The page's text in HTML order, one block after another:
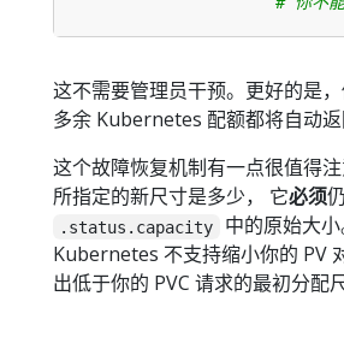
这不需要管理员干预。更好的是
多余 Kubernetes 配额都将自动返
这个故障恢复机制有一点很值得
所指定的新尺寸是多少， 它必须
.status.capacity
中的原始大
Kubernetes 不支持缩小你的 PV
出低于你的 PVC 请求的最初分配尺